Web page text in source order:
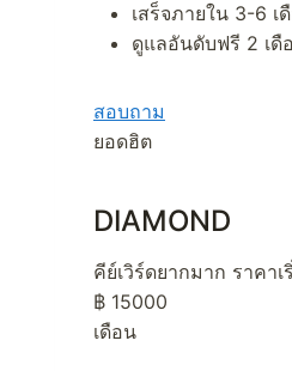
เสร็จภายใน 3-6 เ
ดูแลอันดับฟรี 2 เดื
สอบถาม
ยอดฮิต
DIAMOND
คีย์เวิร์ดยากมาก ราคา
฿ 15000
เดือน